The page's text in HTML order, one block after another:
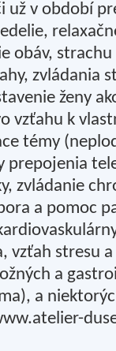
už v období
obáv,
zvládania
ženy
vzťahu k
témy
prepojenia
zvládanie
a pomoc
vzťah stresu
a
a